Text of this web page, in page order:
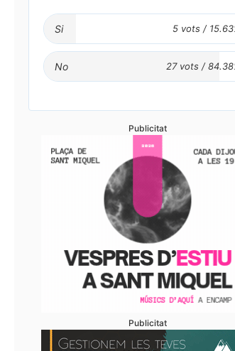
Si
No
Publicitat
Publicitat